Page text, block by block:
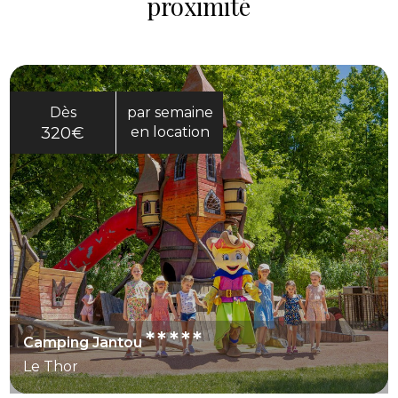
Dès
320€
par semaine
en location
Camping Jantou*****
Le Thor